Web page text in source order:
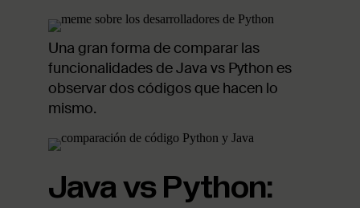
Una gran forma de comparar las
funcionalidades de Java vs Python es
observar dos códigos que hacen lo
mismo.
Java vs Python: